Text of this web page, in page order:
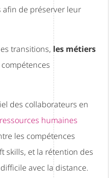
de préserver leur
transitions, les métiers
des collaborateurs en
ressources humaines
les compétences
skills, et la rétention des
avec la distance.